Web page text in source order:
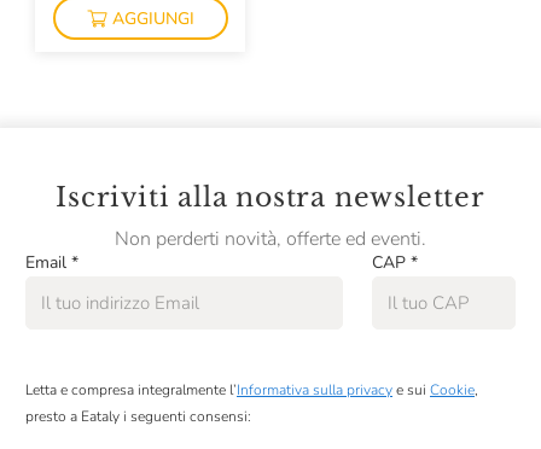
AGGIUNGI
Iscriviti alla nostra newsletter
Non perderti novità, offerte ed eventi.
Email * CAP *
Letta e compresa integralmente l’Informativa sulla privacye sui Cookie,
presto a Eataly i seguenti consensi: